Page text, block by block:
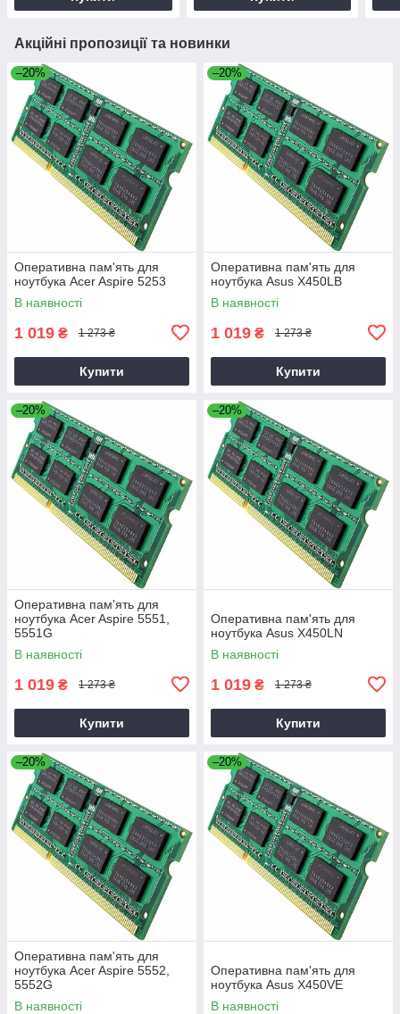
Акційні пропозиції та новинки
–20%
Оперативна пам'ять для
ноутбука Acer Aspire 5253
В наявності
1 019 ₴ 1 273 ₴
Купити
–20%
Оперативна пам'ять для
ноутбука Asus X450LB
В наявності
1 019 ₴ 1 273 ₴
Купити
–20%
Оперативна пам'ять для
ноутбука Acer Aspire 5551,
5551G
В наявності
1 019 ₴ 1 273 ₴
Купити
–20%
Оперативна пам'ять для
ноутбука Asus X450LN
В наявності
1 019 ₴ 1 273 ₴
Купити
–20%
Оперативна пам'ять для
ноутбука Acer Aspire 5552,
5552G
В наявності
–20%
Оперативна пам'ять для
ноутбука Asus X450VE
В наявності